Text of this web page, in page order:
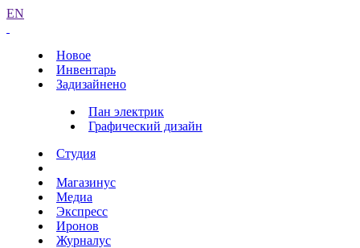
EN
Новое
Инвентарь
Задизайнено
Пан электрик
Графический дизайн
Студия
Магазинус
Медиа
Экспресс
Иронов
Журналус